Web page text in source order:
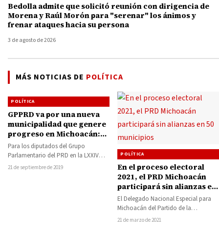
Bedolla admite que solicitó reunión con dirigencia de
Morena y Raúl Morón para "serenar" los ánimos y
frenar ataques hacia su persona
3 de agosto de 2026
MÁS NOTICIAS DE POLÍTICA
POLÍTICA
GPPRD va por una nueva
municipalidad que genere
progreso en Michoacán:
Octavio Ocampo Córdova
Para los diputados del Grupo
Parlamentario del PRD en la LXXIV
Legislatura en el Congreso del Estado
21 de septiembre de 2019
POLÍTICA
En el proceso electoral
2021, el PRD Michoacán
participará sin alianzas en
50 municipios
El Delegado Nacional Especial para
Michoacán del Partido de la
Revolución Democrática (PRD) Víctor
21 de marzo de 2021